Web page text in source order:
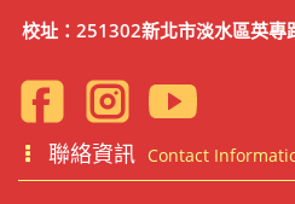
校址：251302新北市淡水區英專
聯絡資訊 Contact